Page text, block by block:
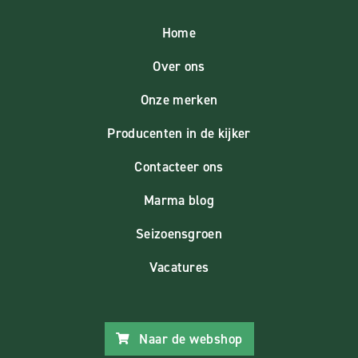
Home
Over ons
Onze merken
Producenten in de kijker
Contacteer ons
Marma blog
Seizoensgroen
Vacatures
Naar de webshop